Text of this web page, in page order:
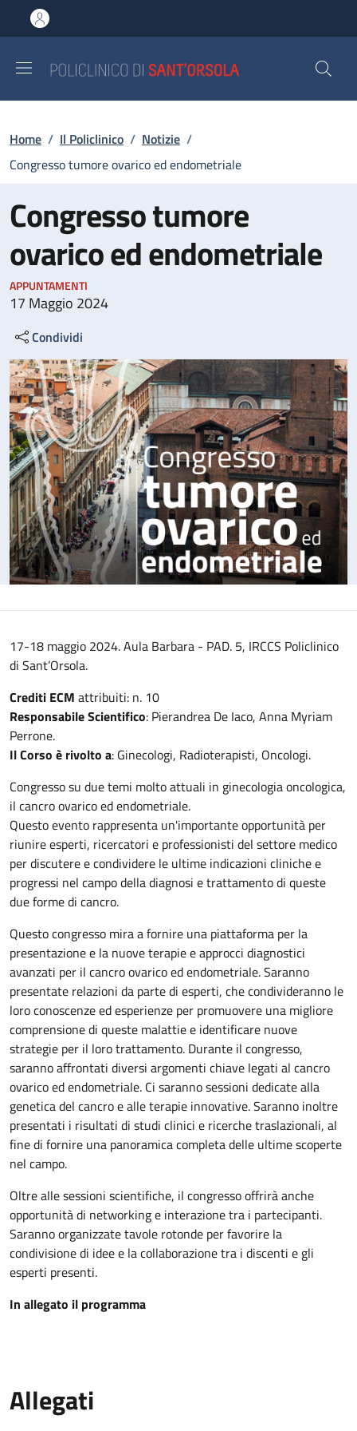
al contenuto principale
to footer content
Briciole di pane
Home / Il Policlinico / Notizie /
Congresso tumore ovarico ed endometriale
Congresso tumore
ovarico ed endometriale
APPUNTAMENTI
17 Maggio 2024
Condividi
17-18 maggio 2024. Aula Barbara - PAD. 5, IRCCS Policlinico
di Sant’Orsola.
Crediti ECM attribuiti: n. 10
Responsabile Scientifico: Pierandrea De Iaco, Anna Myriam
Perrone.
Il Corso è rivolto a: Ginecologi, Radioterapisti, Oncologi.
Congresso su due temi molto attuali in ginecologia oncologica,
il cancro ovarico ed endometriale.
Questo evento rappresenta un'importante opportunità per
riunire esperti, ricercatori e professionisti del settore medico
per discutere e condividere le ultime indicazioni cliniche e
progressi nel campo della diagnosi e trattamento di queste
due forme di cancro.
Questo congresso mira a fornire una piattaforma per la
presentazione e la nuove terapie e approcci diagnostici
avanzati per il cancro ovarico ed endometriale. Saranno
presentate relazioni da parte di esperti, che condivideranno le
loro conoscenze ed esperienze per promuovere una migliore
comprensione di queste malattie e identificare nuove
strategie per il loro trattamento. Durante il congresso,
saranno affrontati diversi argomenti chiave legati al cancro
ovarico ed endometriale. Ci saranno sessioni dedicate alla
genetica del cancro e alle terapie innovative. Saranno inoltre
presentati i risultati di studi clinici e ricerche traslazionali, al
fine di fornire una panoramica completa delle ultime scoperte
nel campo.
Oltre alle sessioni scientifiche, il congresso offrirà anche
opportunità di networking e interazione tra i partecipanti.
Saranno organizzate tavole rotonde per favorire la
condivisione di idee e la collaborazione tra i discenti e gli
esperti presenti.
In allegato il programma
Allegati